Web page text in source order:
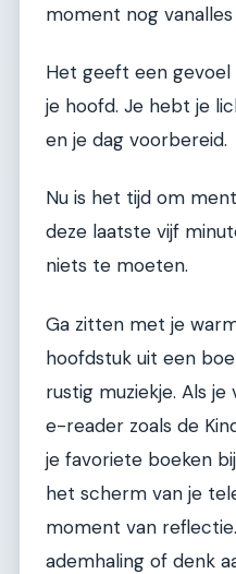
moment nog
Het geeft een
je hoofd. Je hebt je
en je dag voorbereid.
Nu is het tijd om
deze laatste vijf
niets te moeten.
Ga zitten met je
hoofdstuk uit een
rustig muziekje. Als
e-reader zoals de
je favoriete boeken
het scherm van je
moment van
ademhaling of denk